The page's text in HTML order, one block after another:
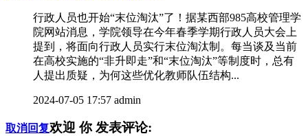
行政人员也开始“末位淘汰”了！据某西部985高校管理学
院网站消息，学院领导在今年春季学期行政人员大会上
提到，将面向行政人员实行末位淘汰制。每当谈及当前
在高校实施的“非升即走”和“末位淘汰”等制度时，总有
人提出质疑，为何这些优化教师队伍结构...
2024-07-05 17:57 admin
取消回复欢迎 你发表评论: